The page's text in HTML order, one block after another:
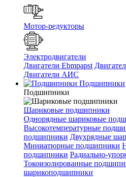
Мотор-редукторы
Электродвигатели
Двигатели Ebmpapst
Двигатели АИС
Подшипники
Подшипники
Шариковые подшипники
Однорядные шариковые
Высокотемпературные
подшипники Двухрядные
Миниатюрные подшипники
подшипники Радиально-
Токоизолированные
шарикоподшипники